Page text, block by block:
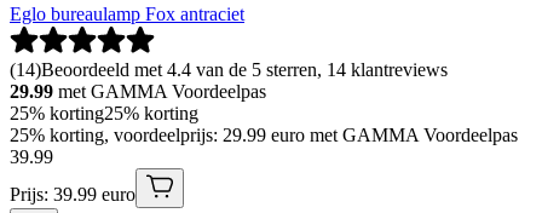
Eglo bureaulamp Fox antraciet
(14)Beoordeeld met 4.4 van de 5 sterren, 14 klantreviews
29.99 met GAMMA Voordeelpas
25% korting25% korting
25% korting, voordeelprijs: 29.99 euro met GAMMA Voordeelpas
39.99
Prijs: 39.99 euro